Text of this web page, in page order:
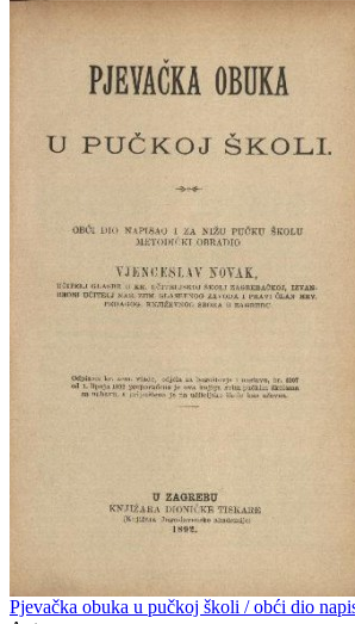
Pjevačka obuka u pučkoj školi / obći dio